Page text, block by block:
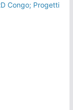
Congo; Progetti